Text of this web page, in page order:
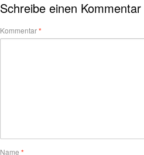
Schreibe einen Kommentar
Kommentar*
Name *